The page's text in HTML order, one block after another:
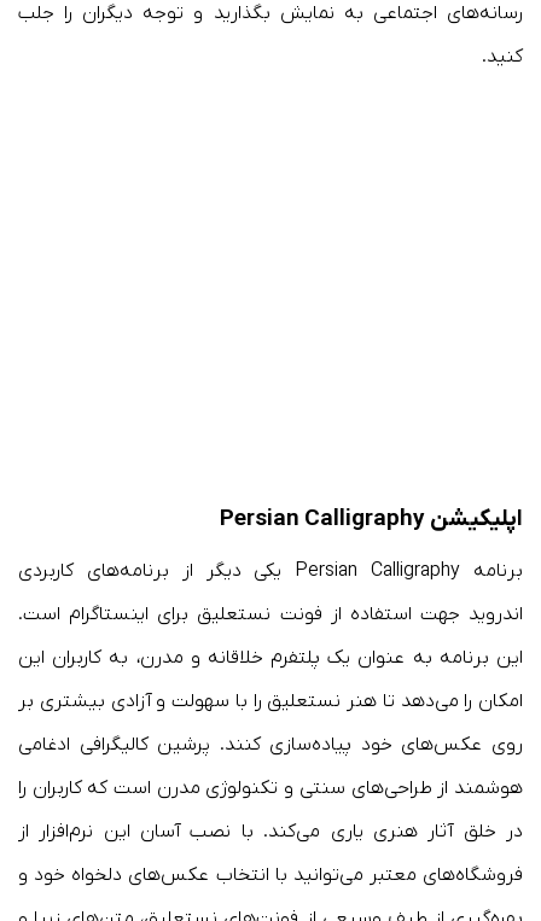
رسانه‌های اجتماعی به نمایش بگذارید و توجه دیگران را جلب
کنید.
اپلیکیشن Persian Calligraphy
برنامه Persian Calligraphy یکی دیگر از برنامه‌های کاربردی
اندروید جهت استفاده از فونت نستعلیق برای اینستاگرام است.
این برنامه به عنوان یک پلتفرم خلاقانه و مدرن، به کاربران این
امکان را می‌دهد تا هنر نستعلیق را با سهولت و آزادی بیشتری بر
روی عکس‌های خود پیاده‌سازی کنند. پرشین کالیگرافی ادغامی
هوشمند از طراحی‌های سنتی و تکنولوژی مدرن است که کاربران را
در خلق آثار هنری یاری می‌کند. با نصب آسان این نرم‌افزار از
فروشگاه‌های معتبر می‌توانید با انتخاب عکس‌های دلخواه خود و